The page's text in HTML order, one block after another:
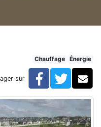
chauffe-eau solaires
des
Chauffage
Énergie
sur Facebook